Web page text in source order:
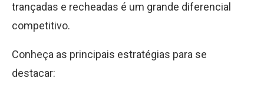
trançadas e recheadas é um grande diferencial
competitivo.
Conheça as principais estratégias para se
destacar: